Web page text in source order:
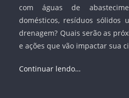
com águas de
domésticos, resíduos sólidos
drenagem? Quais serão as
e ações que vão impactar sua
Continuar lendo…